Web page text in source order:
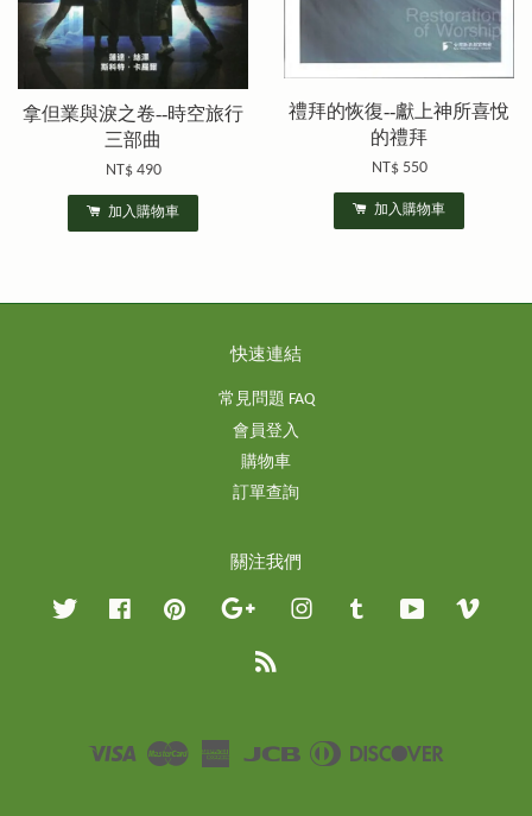
拿但業與淚之卷--時空旅行
三部曲
NT$ 490
加入購物車
禮拜的恢復--獻上神所喜悅
的禮拜
NT$ 550
加入購物車
快速連結
常見問題 FAQ
會員登入
購物車
訂單查詢
關注我們
Twitter Facebook Pinterest Google InstagramTumblr YouTube
Visa Master
American
JCB
Diners